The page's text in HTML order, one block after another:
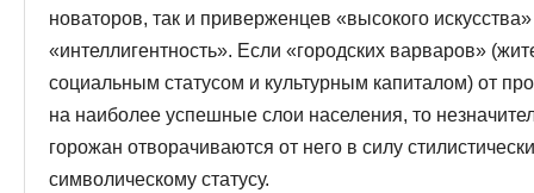
новаторов, так и приверженцев «высокого
«интеллигентность». Если «городских варваров»
социальным статусом и культурным капиталом) от
на наиболее успешные слои населения, то
горожан отворачиваются от него в силу
символическому статусу.